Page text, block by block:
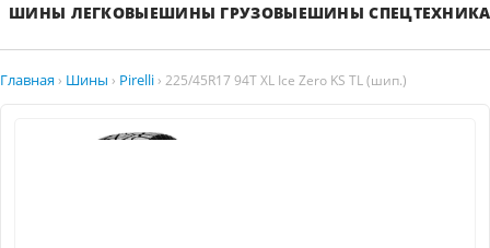
ШИНЫ ЛЕГКОВЫЕШИНЫ ГРУЗОВЫЕШИНЫ СПЕЦТЕХНИКА
Главная › Шины › Pirelli › 225/45R17 94T XL Ice Zero KS TL (шип.)